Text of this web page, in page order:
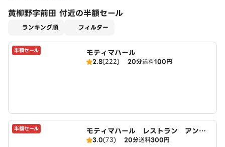
黄柳野字前田 付近の半額セール
ランキング順 フィルター
半額セール モティマハール
2.8(222) 20分送料100円
半額セール
モティマハール レストラン アンド
バー
3.0(73) 20分送料300円